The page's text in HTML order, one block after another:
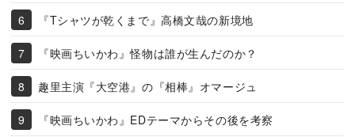
『Tシャツが乾くまで』高橋文哉の新境地
『映画ちいかわ』怪物は誰が生んだのか？
趣里主演『大空港』の『相棒』オマージュ
『映画ちいかわ』EDテーマからその後を考察